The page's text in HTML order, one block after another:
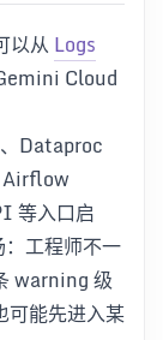
以从 Logs
Cloud
Dataproc
等入口启
工程师不一
warning 级
可能先进入某